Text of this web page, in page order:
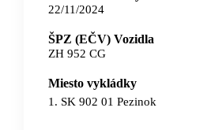
22/11/2024
ŠPZ (EČV) Vozidla
ZH 952 CG
Miesto vykládky
1. SK 902 01 Pezinok